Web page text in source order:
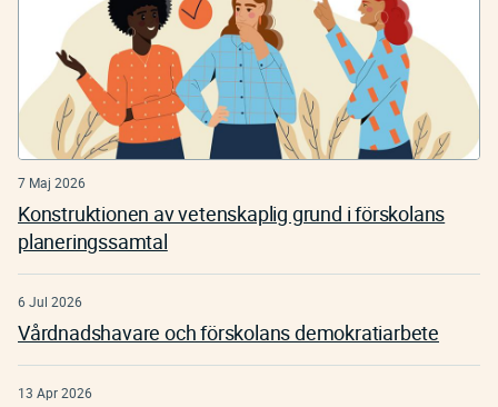
7 Maj 2026
Konstruktionen av vetenskaplig grund i förskolans
planeringssamtal
6 Jul 2026
Vårdnadshavare och förskolans demokratiarbete
13 Apr 2026